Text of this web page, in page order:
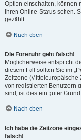
Option einschalten, können
Ihren Online-Status sehen.
gezählt.
Nach oben
Die Forenuhr geht falsch!
Möglicherweise entspricht
diesem Fall sollten Sie im
Zeitzone (Mitteleuropäische
von registrierten Benutzern
sind, ist dies ein guter
Nach oben
Ich habe die Zeitzone
falsch!